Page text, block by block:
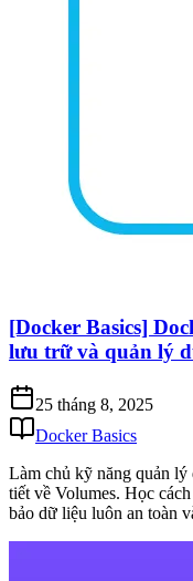
[Docker Basics]
lưu trữ và quản lý
25 tháng 8, 2025
Docker Basics
Làm chủ kỹ năng quản
tiết về Volumes. Học
bảo dữ liệu luôn an toàn